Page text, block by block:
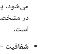
در
است.
شفافیت